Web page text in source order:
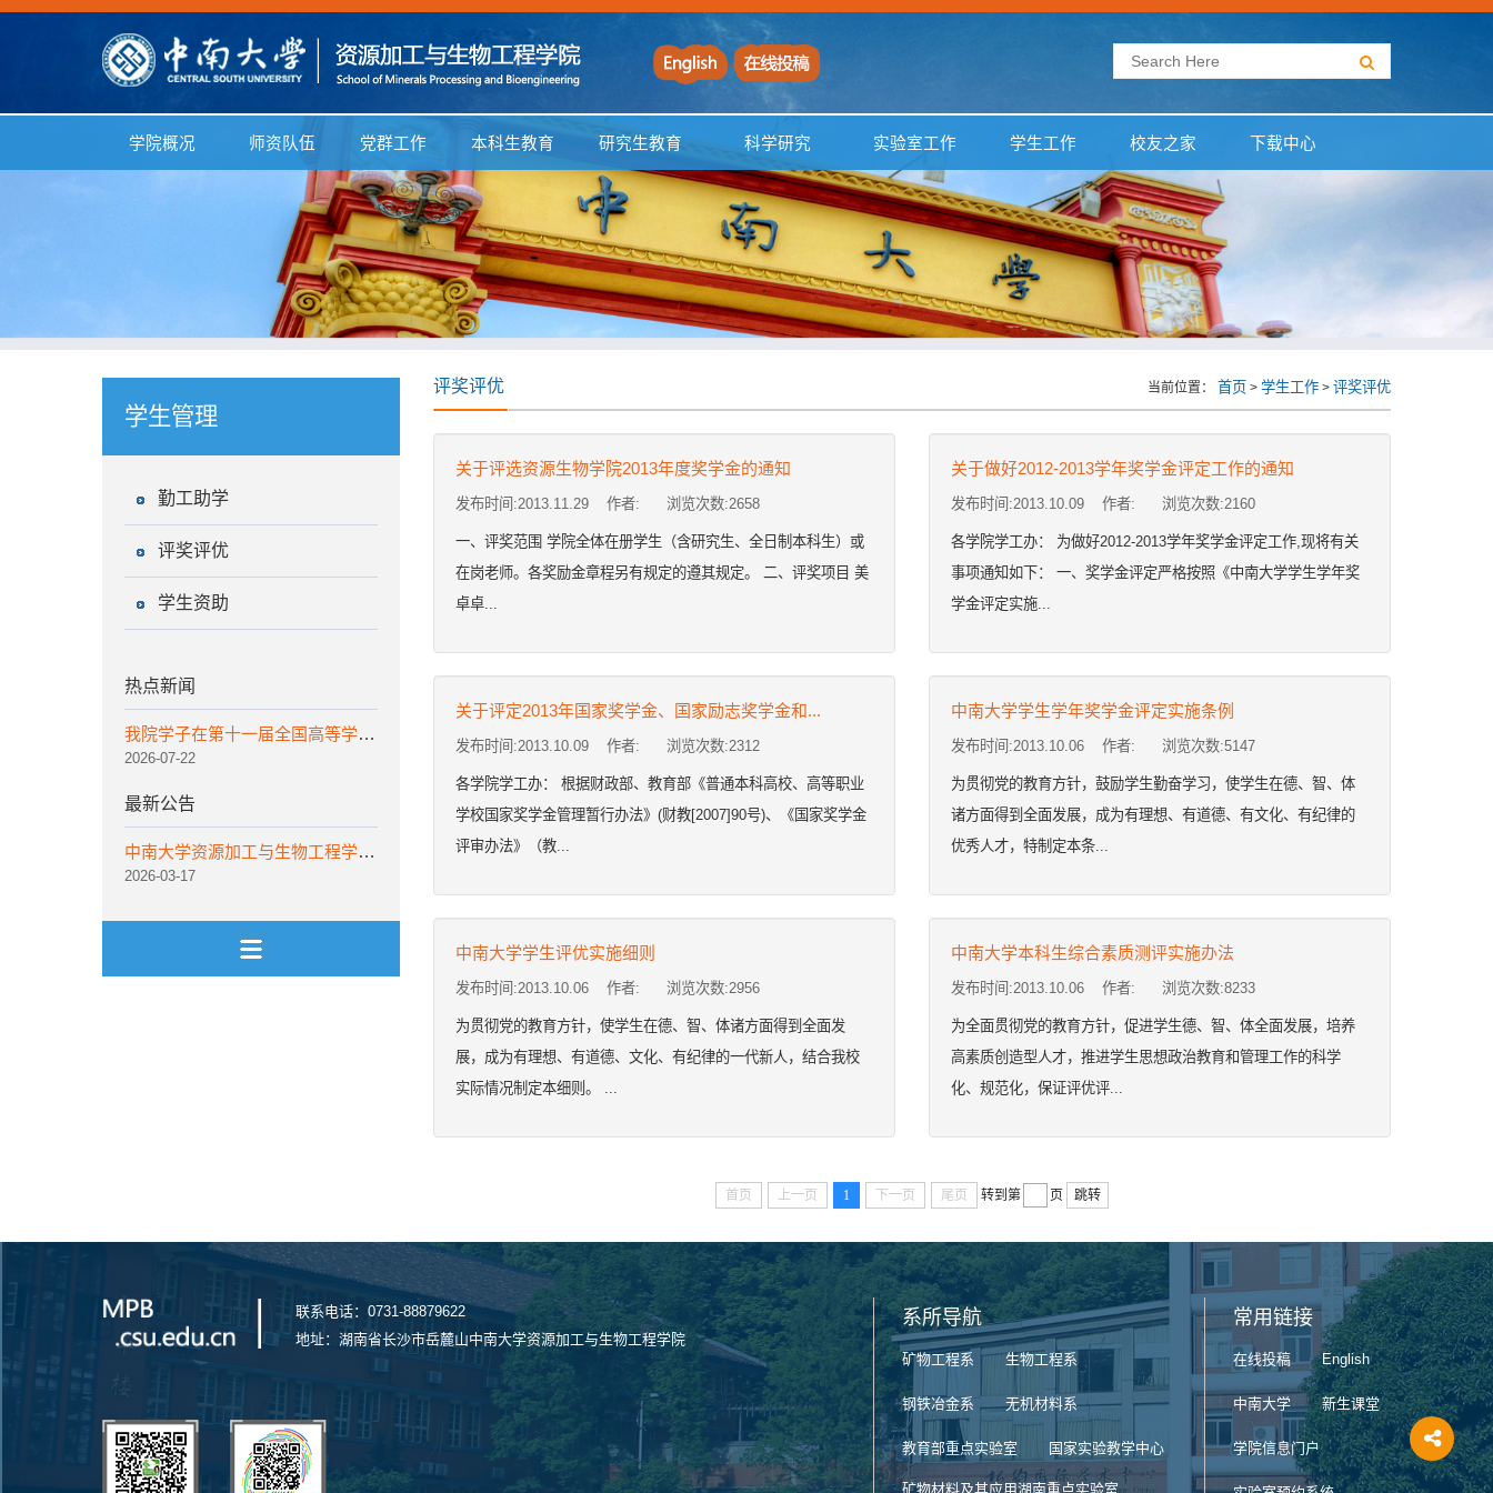
学院概况 师资队伍 党群工作 本科生教育 研究生教育 科学研究 实验室工作 学生工作 校友之家 下载中心
学生管理
勤工助学
评奖评优
学生资助
热点新闻
我院学子在第十一届全国高等学校矿物加工工程专业学生实践作品大赛中斩获佳绩
2026-07-22
最新公告
中南大学资源加工与生物工程学院非事业编工作人员招聘公告
2026-03-17
评奖评优 当前位置： 首页 > 学生工作 > 评奖评优
关于评选资源生物学院2013年度奖学金的通知
发布时间:2013.11.29 作者: 浏览次数:2658
一、评奖范围 学院全体在册学生（含研究生、全日制本科生）或
在岗老师。各奖励金章程另有规定的遵其规定。 二、评奖项目 美
卓卓...
关于做好2012-2013学年奖学金评定工作的通知
发布时间:2013.10.09 作者: 浏览次数:2160
各学院学工办： 为做好2012-2013学年奖学金评定工作,现将有关
事项通知如下： 一、奖学金评定严格按照《中南大学学生学年奖
学金评定实施...
关于评定2013年国家奖学金、国家励志奖学金和...
发布时间:2013.10.09 作者: 浏览次数:2312
各学院学工办： 根据财政部、教育部《普通本科高校、高等职业
学校国家奖学金管理暂行办法》(财教[2007]90号)、《国家奖学金
评审办法》（教...
中南大学学生学年奖学金评定实施条例
发布时间:2013.10.06 作者: 浏览次数:5147
为贯彻党的教育方针，鼓励学生勤奋学习，使学生在德、智、体
诸方面得到全面发展，成为有理想、有道德、有文化、有纪律的
优秀人才，特制定本条...
中南大学学生评优实施细则
发布时间:2013.10.06 作者: 浏览次数:2956
为贯彻党的教育方针，使学生在德、智、体诸方面得到全面发
展，成为有理想、有道德、文化、有纪律的一代新人，结合我校
实际情况制定本细则。 ...
中南大学本科生综合素质测评实施办法
发布时间:2013.10.06 作者: 浏览次数:8233
为全面贯彻党的教育方针，促进学生德、智、体全面发展，培养
高素质创造型人才，推进学生思想政治教育和管理工作的科学
化、规范化，保证评优评...
首页 上一页 1 下一页 尾页 转到第 页 跳转
联系电话：0731-88879622
地址：湖南省长沙市岳麓山中南大学资源加工与生物工程学院
系所导航
矿物工程系 生物工程系
钢铁冶金系 无机材料系
教育部重点实验室 国家实验教学中心
矿物材料及其应用湖南重点实验室
常用链接
在线投稿 English
中南大学 新生课堂
学院信息门户